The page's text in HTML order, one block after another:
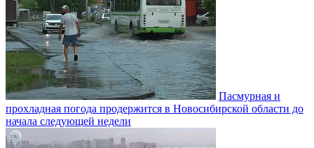
Пасмурная и
прохладная погода продержится в Новосибирской области до
начала следующей недели